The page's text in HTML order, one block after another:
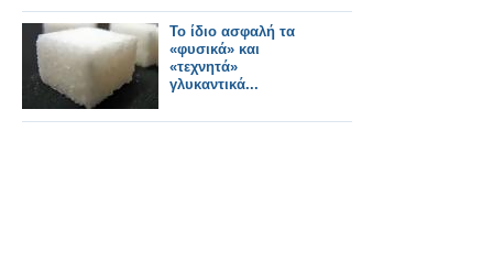
Το ίδιο ασφαλή τα
«φυσικά» και
«τεχνητά»
γλυκαντικά...